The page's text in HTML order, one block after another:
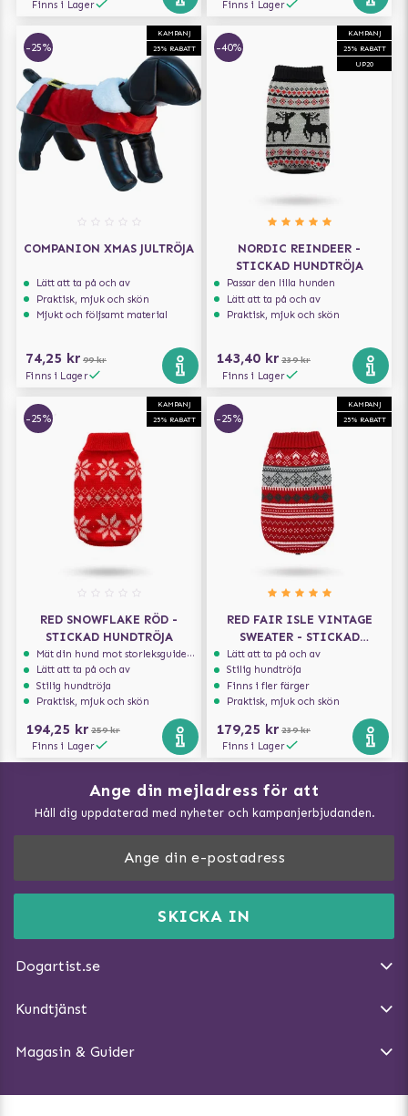
Finns i Lager Finns i Lager
KAMPANJ
25% RABATT
-25%
COMPANION XMAS JULTRÖJA
Lätt att ta på och av
Praktisk, mjuk och skön
Mjukt och följsamt material
74,25 kr 99 kr
Finns i Lager
KAMPANJ
25% RABATT
UP20
-40%
NORDIC REINDEER -
STICKAD HUNDTRÖJA
Passar den lilla hunden
Lätt att ta på och av
Praktisk, mjuk och skön
143,40 kr 239 kr
Finns i Lager
KAMPANJ
25% RABATT
-25%
RED SNOWFLAKE RÖD -
STICKAD HUNDTRÖJA
Mät din hund mot storleksguiden för att få rätt storlek
Lätt att ta på och av
Stilig hundtröja
Praktisk, mjuk och skön
194,25 kr 259 kr
Finns i Lager
KAMPANJ
25% RABATT
-25%
RED FAIR ISLE VINTAGE
SWEATER - STICKAD
HUNDTRÖJA
Lätt att ta på och av
Stilig hundtröja
Finns i fler färger
Praktisk, mjuk och skön
179,25 kr 239 kr
Finns i Lager
Ange din mejladress för att
Håll dig uppdaterad med nyheter och kampanjerbjudanden.
SKICKA IN
Dogartist.se
DogArtist.se drivs av:
E-post:info@dogartist.se
Kundtjänst
Ångra Köp
Magasin & Guider
Vad kan hundar äta?
Träna Nose Work hemma
Så gör du promenaden roligare
Hundbäddar